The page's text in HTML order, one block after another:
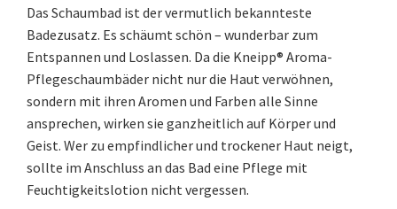
Das Schaumbad ist der vermutlich bekannteste
Badezusatz. Es schäumt schön – wunderbar zum
Entspannen und Loslassen. Da die Kneipp® Aroma-
Pflegeschaumbäder nicht nur die Haut verwöhnen,
sondern mit ihren Aromen und Farben alle Sinne
ansprechen, wirken sie ganzheitlich auf Körper und
Geist. Wer zu empfindlicher und trockener Haut neigt,
sollte im Anschluss an das Bad eine Pflege mit
Feuchtigkeitslotion nicht vergessen.